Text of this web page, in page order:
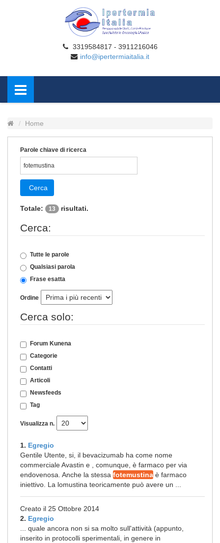
3319584817 - 3911216046
info@ipertermiaitalia.it
Home
Parole chiave di ricerca
Cerca
Totale: 13 risultati.
Cerca:
Tutte le parole
Qualsiasi parola
Frase esatta
Ordine
Cerca solo:
Forum Kunena
Categorie
Contatti
Articoli
Newsfeeds
Tag
Visualizza n.
1. Egregio
Gentile Utente, si, il bevacizumab ha come nome
commerciale Avastin e , comunque, è farmaco per via
endovenosa. Anche la stessa fotemustina è farmaco
iniettivo. La lomustina teoricamente può avere un ...
Creato il 25 Ottobre 2014
2. Egregio
... quale ancora non si sa molto sull'attività (appunto,
inserito in protocolli sperimentali, in genere in